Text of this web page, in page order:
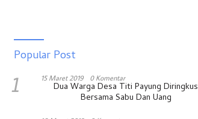
Popular Post
1 15 Maret 2019 0 Komentar
Dua Warga Desa Titi Payung Diringkus
Bersama Sabu Dan Uang